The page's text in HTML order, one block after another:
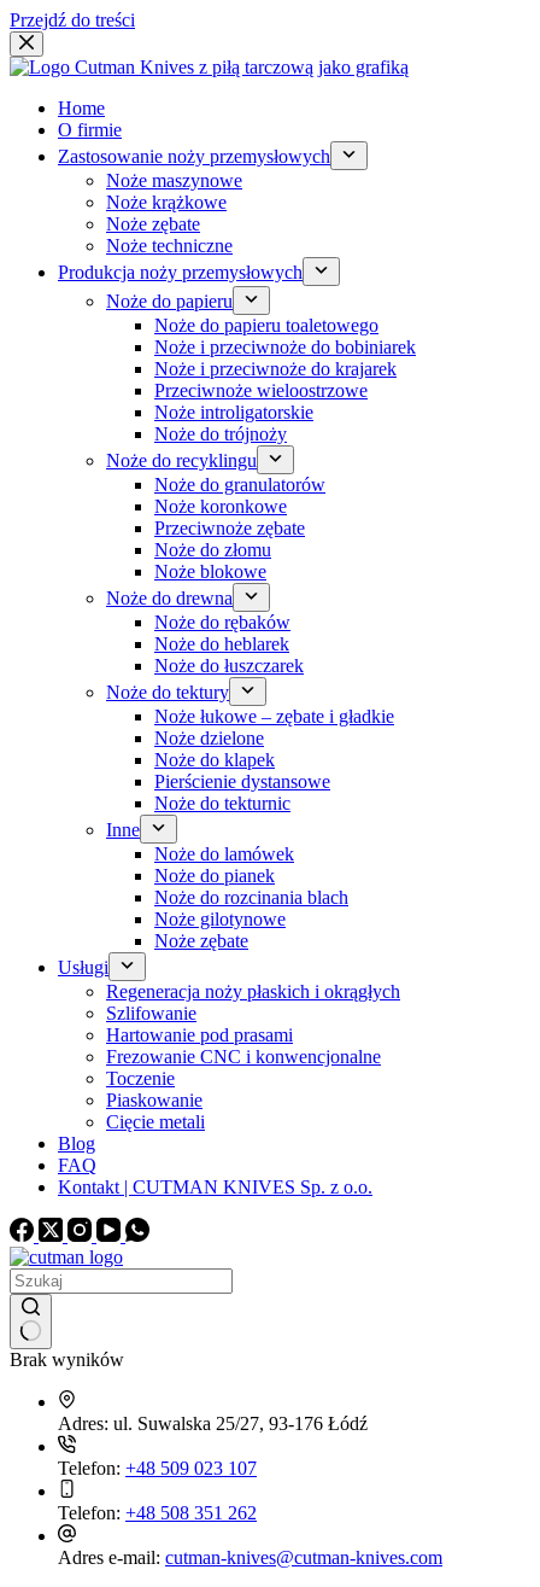
Przejdź do treści
Home
O firmie
Zastosowanie noży przemysłowych
Noże maszynowe
Noże krążkowe
Noże zębate
Noże techniczne
Produkcja noży przemysłowych
Noże do papieru
Noże do papieru toaletowego
Noże i przeciwnoże do bobiniarek
Noże i przeciwnoże do krajarek
Przeciwnoże wieloostrzowe
Noże introligatorskie
Noże do trójnoży
Noże do recyklingu
Noże do granulatorów
Noże koronkowe
Przeciwnoże zębate
Noże do złomu
Noże blokowe
Noże do drewna
Noże do rębaków
Noże do heblarek
Noże do łuszczarek
Noże do tektury
Noże łukowe – zębate i gładkie
Noże dzielone
Noże do klapek
Pierścienie dystansowe
Noże do tekturnic
Inne
Noże do lamówek
Noże do pianek
Noże do rozcinania blach
Noże gilotynowe
Noże zębate
Usługi
Regeneracja noży płaskich i okrągłych
Szlifowanie
Hartowanie pod prasami
Frezowanie CNC i konwencjonalne
Toczenie
Piaskowanie
Cięcie metali
Blog
FAQ
Kontakt | CUTMAN KNIVES Sp. z o.o.
Brak wyników
Adres: ul. Suwalska 25/27, 93-176 Łódź
Telefon: +48 509 023 107
Telefon: +48 508 351 262
Adres e-mail: cutman-knives@cutman-knives.com